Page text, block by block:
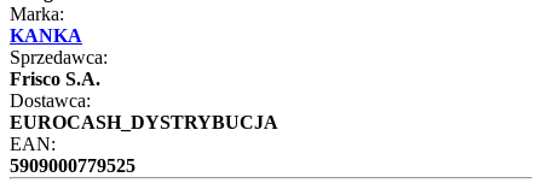
Marka:
KANKA
Sprzedawca:
Frisco S.A.
Dostawca:
EUROCASH_DYSTRYBUCJA
EAN:
5909000779525